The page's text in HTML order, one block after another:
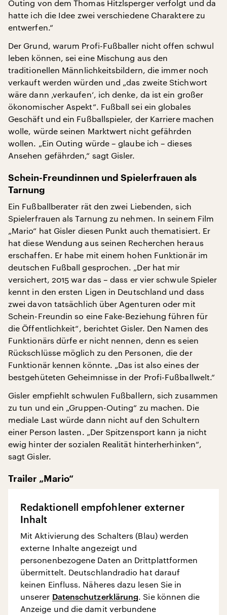
Outing von dem Thomas Hitzlsperger verfolgt und da
hatte ich die Idee zwei verschiedene Charaktere zu
entwerfen.“
Der Grund, warum Profi-Fußballer nicht offen schwul
leben können, sei eine Mischung aus den
traditionellen Männlichkeitsbildern, die immer noch
verkauft werden würden und „das zweite Stichwort
wäre dann ‚verkaufen‘, ich denke, da ist ein großer
ökonomischer Aspekt“. Fußball sei ein globales
Geschäft und ein Fußballspieler, der Karriere machen
wolle, würde seinen Marktwert nicht gefährden
wollen. „Ein Outing würde – glaube ich – dieses
Ansehen gefährden,“ sagt Gisler.
Schein-Freundinnen und Spielerfrauen als
Tarnung
Ein Fußballberater rät den zwei Liebenden, sich
Spielerfrauen als Tarnung zu nehmen. In seinem Film
„Mario“ hat Gisler diesen Punkt auch thematisiert. Er
hat diese Wendung aus seinen Recherchen heraus
erschaffen. Er habe mit einem hohen Funktionär im
deutschen Fußball gesprochen. „Der hat mir
versichert, 2015 war das – dass er vier schwule Spieler
kennt in den ersten Ligen in Deutschland und dass
zwei davon tatsächlich über Agenturen oder mit
Schein-Freundin so eine Fake-Beziehung führen für
die Öffentlichkeit“, berichtet Gisler. Den Namen des
Funktionärs dürfe er nicht nennen, denn es seien
Rückschlüsse möglich zu den Personen, die der
Funktionär kennen könnte. „Das ist also eines der
bestgehüteten Geheimnisse in der Profi-Fußballwelt.“
Gisler empfiehlt schwulen Fußballern, sich zusammen
zu tun und ein „Gruppen-Outing“ zu machen. Die
mediale Last würde dann nicht auf den Schultern
einer Person lasten. „Der Spitzensport kann ja nicht
ewig hinter der sozialen Realität hinterherhinken“,
sagt Gisler.
Trailer „Mario“
Redaktionell empfohlener externer
Inhalt
Mit Aktivierung des Schalters (Blau) werden
externe Inhalte angezeigt und
personenbezogene Daten an Drittplattformen
übermittelt. Deutschlandradio hat darauf
keinen Einfluss. Näheres dazu lesen Sie in
unserer Datenschutzerklärung. Sie können die
Anzeige und die damit verbundene